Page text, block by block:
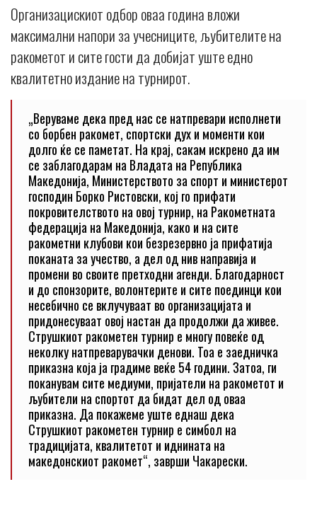
Организацискиот одбор оваа година вложи
максимални напори за учесниците, љубителите на
ракометот и сите гости да добијат уште едно
квалитетно издание на турнирот.
„Веруваме дека пред нас се натпревари исполнети
со борбен ракомет, спортски дух и моменти кои
долго ќе се паметат. На крај, сакам искрено да им
се заблагодарам на Владата на Република
Македонија, Министерството за спорт и министерот
господин Борко Ристовски, кој го прифати
покровителството на овој турнир, на Ракометната
федерација на Македонија, како и на сите
ракометни клубови кои безрезервно ја прифатија
поканата за учество, а дел од нив направија и
промени во своите претходни агенди. Благодарност
и до спонзорите, волонтерите и сите поединци кои
несебично се вклучуваат во организацијата и
придонесуваат овој настан да продолжи да живее.
Струшкиот ракометен турнир е многу повеќе од
неколку натпреварувачки денови. Тоа е заедничка
приказна која ја градиме веќе 54 години. Затоа, ги
поканувам сите медиуми, пријатели на ракометот и
љубители на спортот да бидат дел од оваа
приказна. Да покажеме уште еднаш дека
Струшкиот ракометен турнир е симбол на
традицијата, квалитетот и иднината на
македонскиот ракомет“, заврши Чакарески.